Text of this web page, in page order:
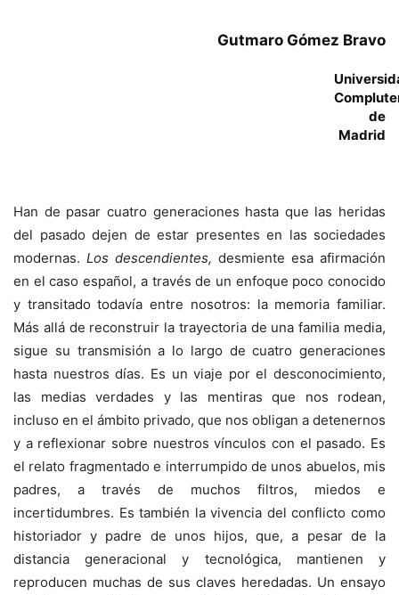
Gutmaro Gómez Bravo
de
Madrid
Han de pasar cuatro generaciones hasta que las heridas
del pasado dejen de estar presentes en las sociedades
modernas. Los descendientes, desmiente esa afirmación
en el caso español, a través de un enfoque poco conocido
y transitado todavía entre nosotros: la memoria familiar.
Más allá de reconstruir la trayectoria de una familia media,
sigue su transmisión a lo largo de cuatro generaciones
hasta nuestros días. Es un viaje por el desconocimiento,
las medias verdades y las mentiras que nos rodean,
incluso en el ámbito privado, que nos obligan a detenernos
y a reflexionar sobre nuestros vínculos con el pasado. Es
el relato fragmentado e interrumpido de unos abuelos, mis
padres, a través de muchos filtros, miedos e
incertidumbres. Es también la vivencia del conflicto como
historiador y padre de unos hijos, que, a pesar de la
distancia generacional y tecnológica, mantienen y
reproducen muchas de sus claves heredadas. Un ensayo